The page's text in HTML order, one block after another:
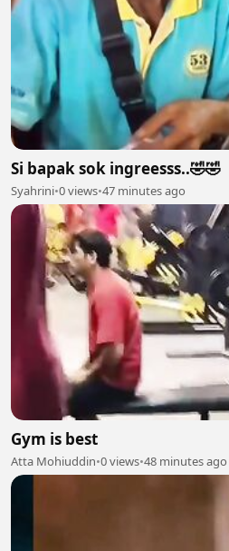
Si bapak sok ingreesss..🤣🤣
Syahrini•0 views•47 minutes ago
Gym is best
Atta Mohiuddin•0 views•48 minutes ago